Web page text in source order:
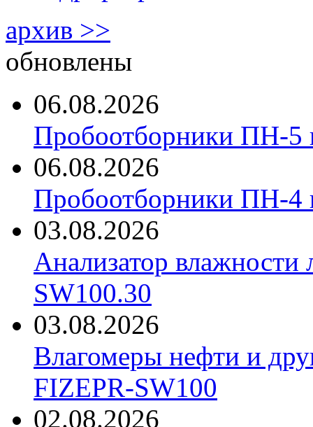
архив >>
обновлены
06.08.2026
Пробоотборники ПН-
06.08.2026
Пробоотборники ПН-
03.08.2026
Анализатор
SW100.30
03.08.2026
Влагомеры нефти и
FIZEPR-SW100
02.08.2026